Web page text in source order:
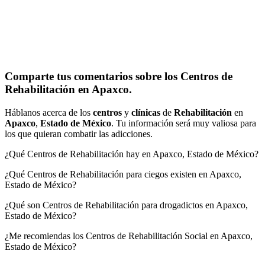
Comparte tus comentarios sobre los Centros de
Rehabilitación en Apaxco.
Háblanos acerca de los centros y clínicas de Rehabilitación en
Apaxco, Estado de México. Tu información será muy valiosa para
los que quieran combatir las adicciones.
¿Qué Centros de Rehabilitación hay en Apaxco, Estado de México?
¿Qué Centros de Rehabilitación para ciegos existen en Apaxco,
Estado de México?
¿Qué son Centros de Rehabilitación para drogadictos en Apaxco,
Estado de México?
¿Me recomiendas los Centros de Rehabilitación Social en Apaxco,
Estado de México?